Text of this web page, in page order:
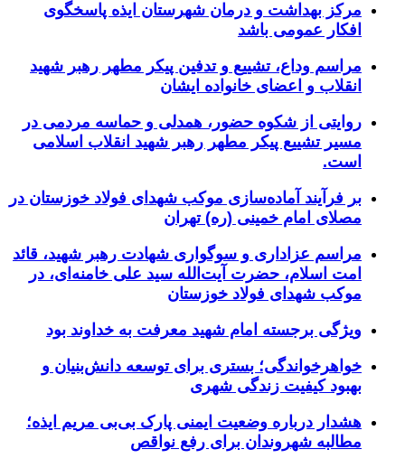
مرکز بهداشت و درمان شهرستان ایذه پاسخگوی
افکار عمومی باشد
مراسم وداع، تشییع و تدفین پیکر مطهر رهبر شهید
انقلاب و اعضای خانواده ایشان
روایتی از شکوه حضور، همدلی و حماسه مردمی در
مسیر تشییع پیکر مطهر رهبر شهید انقلاب اسلامی
است.
بر فرآیند آماده‌سازی موکب شهدای فولاد خوزستان در
مصلای امام خمینی (ره) تهران
مراسم عزاداری و سوگواری شهادت رهبر شهید، قائد
امت اسلام، حضرت آیت‌الله سید علی خامنه‌ای، در
موکب شهدای فولاد خوزستان
ویژگی برجسته امام شهید معرفت به خداوند بود
خواهرخواندگی؛ بستری برای توسعه دانش‌بنیان و
بهبود کیفیت زندگی شهری
هشدار درباره وضعیت ایمنی پارک بی‌بی مریم ایذه؛
مطالبه شهروندان برای رفع نواقص